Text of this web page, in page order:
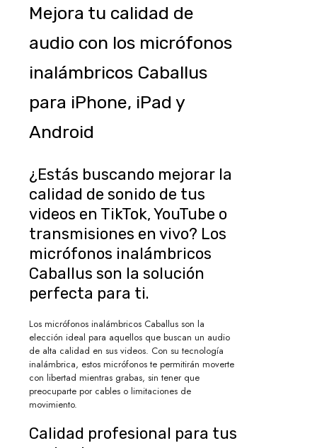
Mejora tu calidad de
audio con los micrófonos
inalámbricos Caballus
para iPhone, iPad y
Android
¿Estás buscando mejorar la
calidad de sonido de tus
videos en TikTok, YouTube o
transmisiones en vivo? Los
micrófonos inalámbricos
Caballus son la solución
perfecta para ti.
Los micrófonos inalámbricos Caballus son la
elección ideal para aquellos que buscan un audio
de alta calidad en sus videos. Con su tecnología
inalámbrica, estos micrófonos te permitirán moverte
con libertad mientras grabas, sin tener que
preocuparte por cables o limitaciones de
movimiento.
Calidad profesional para tus